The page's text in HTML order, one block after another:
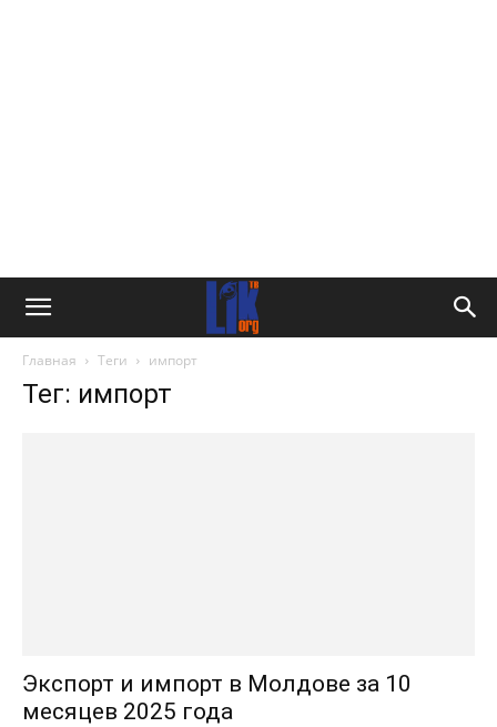
Главная Теги импорт
Тег: импорт
Экспорт и импорт в Молдове за 10
месяцев 2025 года